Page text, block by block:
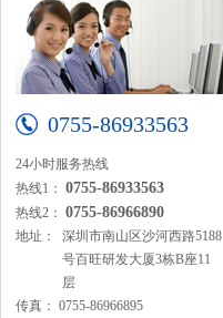
0755-86933563
24小时服务热线
热线1： 0755-86933563
热线2： 0755-86966890
地址：
深圳市南山区沙河西路5188
号百旺研发大厦3栋B座11
层
传真： 0755-86966895